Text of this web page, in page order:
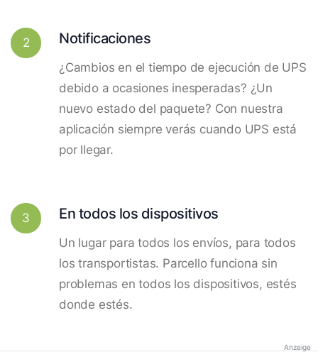
2 Notificaciones
¿Cambios en el tiempo de ejecución de UPS
debido a ocasiones inesperadas? ¿Un
nuevo estado del paquete? Con nuestra
aplicación siempre verás cuando UPS está
por llegar.
3 En todos los dispositivos
Un lugar para todos los envíos, para todos
los transportistas. Parcello funciona sin
problemas en todos los dispositivos, estés
donde estés.
Anzeige